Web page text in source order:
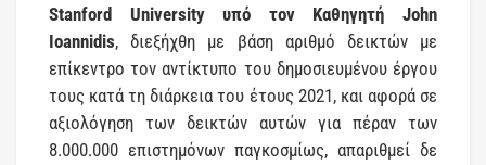
Stanford University υπό τον Καθηγητή John
Ioannidis, διεξήχθη με βάση αριθμό δεικτών με
επίκεντρο τον αντίκτυπο του δημοσιευμένου έργου
τους κατά τη διάρκεια του έτους 2021, και αφορά σε
αξιολόγηση των δεικτών αυτών για πέραν των
8.000.000 επιστημόνων παγκοσμίως, απαριθμεί δε